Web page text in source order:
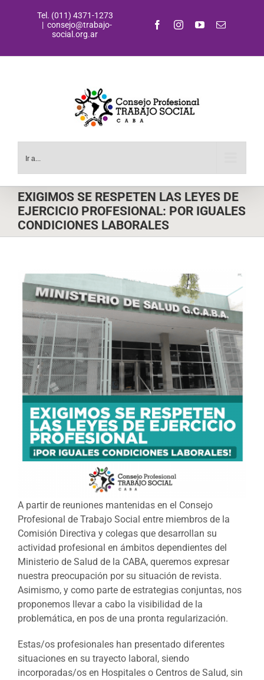
Tel. (011) 4371-1273
| consejo@trabajo-
social.org.ar
FacebookInstagramYouTubeCorreo
Ir a...
EXIGIMOS SE RESPETEN LAS LEYES DE
EJERCICIO PROFESIONAL: POR IGUALES
CONDICIONES LABORALES
A partir de reuniones mantenidas en el Consejo
Profesional de Trabajo Social entre miembros de la
Comisión Directiva y colegas que desarrollan su
actividad profesional en ámbitos dependientes del
Ministerio de Salud de la CABA, queremos expresar
nuestra preocupación por su situación de revista.
Asimismo, y como parte de estrategias conjuntas, nos
proponemos llevar a cabo la visibilidad de la
problemática, en pos de una pronta regularización.
Estas/os profesionales han presentado diferentes
situaciones en su trayecto laboral, siendo
incorporadas/os en Hospitales o Centros de Salud, sin